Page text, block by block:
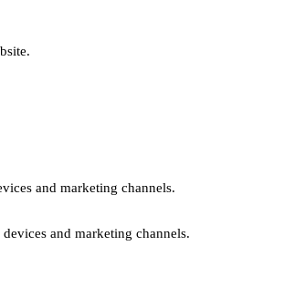
and marketing channels.
and marketing channels.